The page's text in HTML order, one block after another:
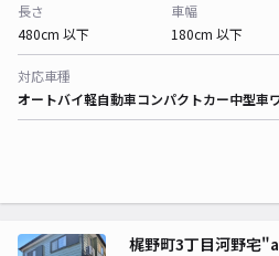
長さ
480cm 以下
車幅
180cm 以下
対応車種
オートバイ軽自動車コンパクトカー中型車
梶野町3丁目河野宅